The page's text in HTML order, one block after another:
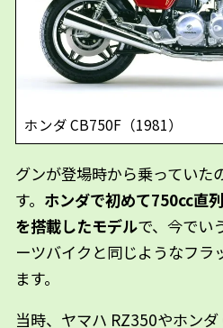
ホンダ CB750F（1981）
グンが登場時から乗っていた
す。 ホンダで初めて750cc直
を搭載したモデルで、今でい
ーツバイクと同じようなフラ
ます。
当時、ヤマハ RZ350やホン